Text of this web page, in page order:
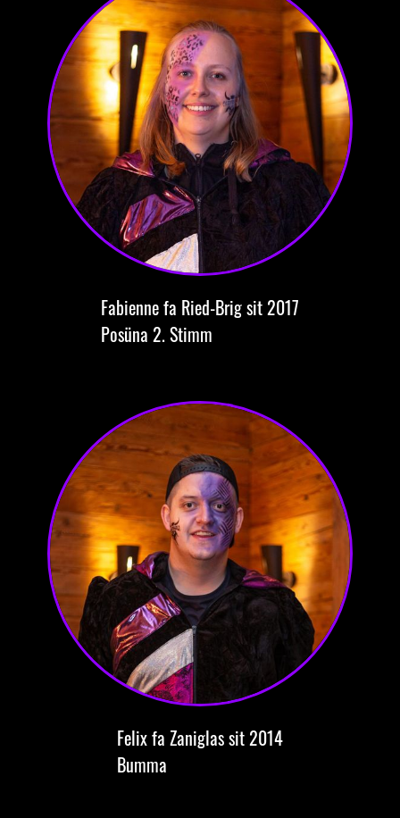
Fabiennefa Ried-Brigsit 2017
Posüna 2. Stimm
Felixfa Zaniglassit 2014
Bumma